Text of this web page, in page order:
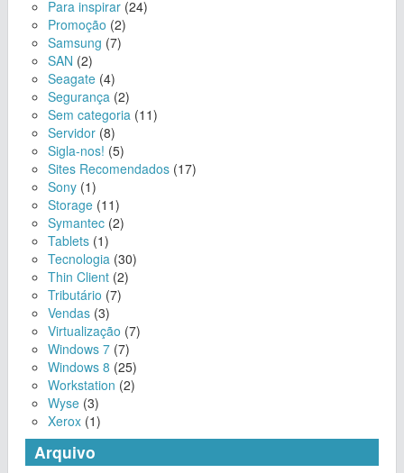
Para inspirar (24)
Promoção (2)
Samsung (7)
SAN (2)
Seagate (4)
Segurança (2)
Sem categoria (11)
Servidor (8)
Sigla-nos! (5)
Sites Recomendados (17)
Sony (1)
Storage (11)
Symantec (2)
Tablets (1)
Tecnologia (30)
Thin Client (2)
Tributário (7)
Vendas (3)
Virtualização (7)
Windows 7 (7)
Windows 8 (25)
Workstation (2)
Wyse (3)
Xerox (1)
Arquivo